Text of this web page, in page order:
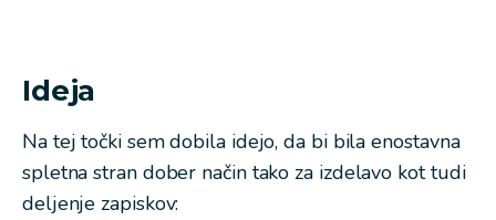
Ideja
Na tej točki sem dobila idejo, da bi bila enostavna
spletna stran dober način tako za izdelavo kot tudi
deljenje zapiskov: